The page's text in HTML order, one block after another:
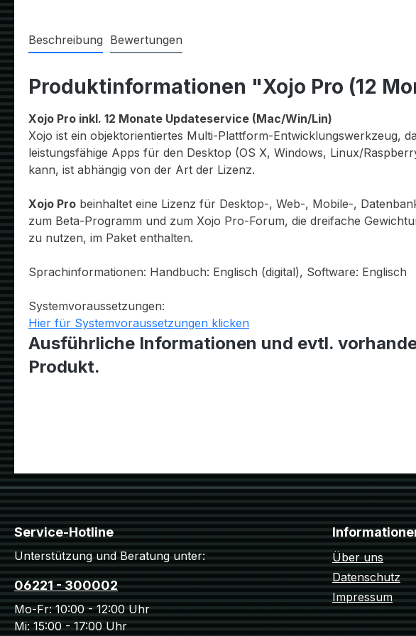
Beschreibung Bewertungen
Produktinformationen "Xojo Pro (12
Xojo Pro inkl. 12 Monate Updateservice (Mac/Win/Lin)
Xojo ist ein objektorientiertes Multi-Plattform-Entwicklungswerkzeug,
leistungsfähige Apps für den Desktop (OS X, Windows, Linux/
kann, ist abhängig von der Art der Lizenz.
Xojo Pro beinhaltet eine Lizenz für Desktop-, Web-, Mobile-,
zum Beta-Programm und zum Xojo Pro-Forum, die dreifache
zu nutzen, im Paket enthalten.
Sprachinformationen: Handbuch: Englisch (digital), Software: Englisch
Systemvoraussetzungen:
Hier für Systemvoraussetzungen klicken
Ausführliche Informationen und evtl.
Produkt.
Service-Hotline
Unterstützung und Beratung unter:
06221 - 300002
Mo-Fr: 10:00 - 12:00 Uhr
Mi: 15:00 - 17:00 Uhr
Über uns
Datenschutz
Impressum